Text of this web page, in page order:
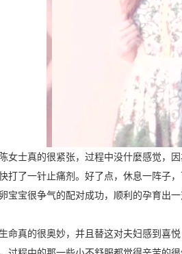
女士真的很紧张，过程中没什麼感觉，
打了一针止痛剂。好了点，休息一阵子
宝宝很争气的配对成功，顺利的孕育出
命真的很奥妙，并且替这对夫妇感到喜